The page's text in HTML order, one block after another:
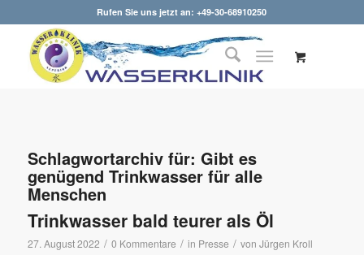
Rufen Sie uns jetzt an: +49-30-68910250
Schlagwortarchiv für: Gibt es
genügend Trinkwasser für alle
Menschen
Trinkwasser bald teurer als Öl
27. August 2022 / 0 Kommentare / in Presse / von Jürgen Kroll